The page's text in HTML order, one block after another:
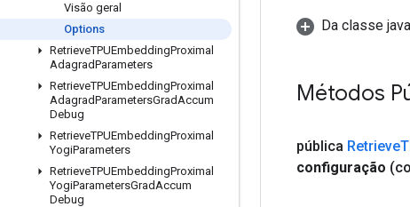
Visão geral
Options
RetrieveTPUEmbeddingProximal
AdagradParameters
RetrieveTPUEmbeddingProximal
AdagradParametersGradAccum
Debug
RetrieveTPUEmbeddingProximal
YogiParameters
RetrieveTPUEmbeddingProximal
YogiParametersGradAccum
Debug
Da classe
Métodos
pública Retrieve
configuração